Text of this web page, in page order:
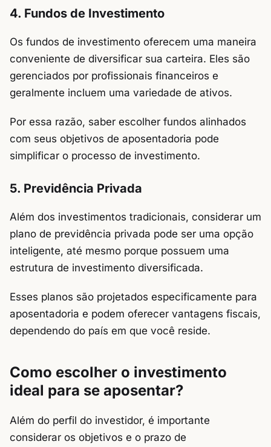
4. Fundos de Investimento
Os fundos de investimento oferecem uma maneira
conveniente de diversificar sua carteira. Eles são
gerenciados por profissionais financeiros e
geralmente incluem uma variedade de ativos.
Por essa razão, saber escolher fundos alinhados
com seus objetivos de aposentadoria pode
simplificar o processo de investimento.
5. Previdência Privada
Além dos investimentos tradicionais, considerar um
plano de previdência privada pode ser uma opção
inteligente, até mesmo porque possuem uma
estrutura de investimento diversificada.
Esses planos são projetados especificamente para
aposentadoria e podem oferecer vantagens fiscais,
dependendo do país em que você reside.
Como escolher o investimento
ideal para se aposentar?
Além do perfil do investidor, é importante
considerar os objetivos e o prazo de